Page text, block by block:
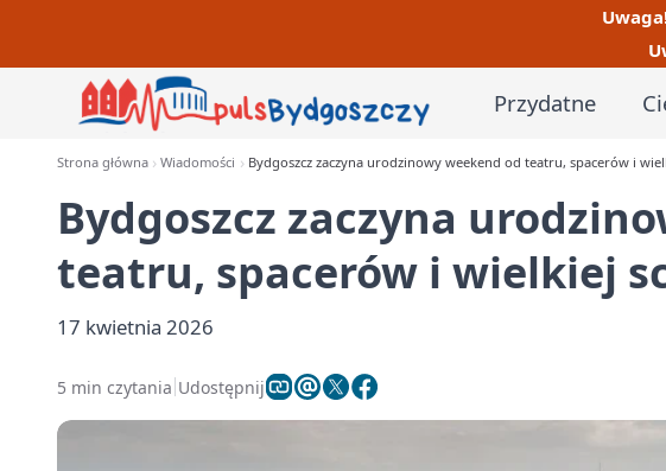
Przydatne
Strona główna Wiadomości Bydgoszcz zaczyna urodzinowy weekend od teatru, spacerów i
Bydgoszcz zaczyna
teatru, spacerów i wielkiej
17 kwietnia 2026
5 min czytania Udostępnij